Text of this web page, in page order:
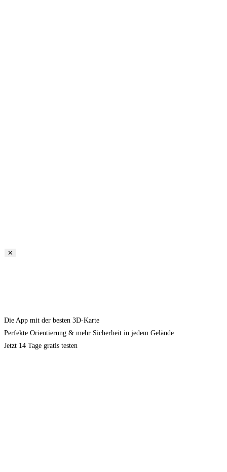
✕
Die App mit der besten 3D-Karte
Perfekte Orientierung & mehr Sicherheit in jedem Gelände
Jetzt 14 Tage gratis testen